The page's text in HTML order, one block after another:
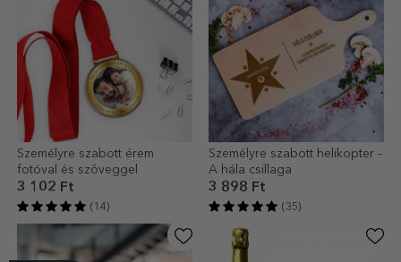
Személyre szabott érem
fotóval és szöveggel
3 102 Ft
(14)
Személyre szabott helikopter –
A hála csillaga
3 898 Ft
(35)